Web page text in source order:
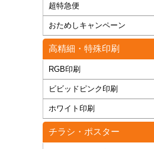
超特急便
おためしキャンペーン
高精細・特殊印刷
RGB印刷
ビビッドピンク印刷
ホワイト印刷
チラシ・ポスター